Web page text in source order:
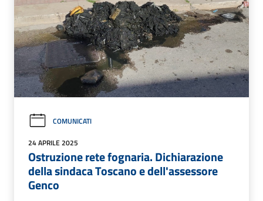
COMUNICATI
24 APRILE 2025
Ostruzione rete fognaria. Dichiarazione
della sindaca Toscano e dell'assessore
Genco